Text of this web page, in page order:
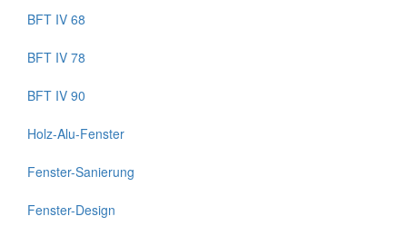
BFT IV 68
BFT IV 78
BFT IV 90
Holz-Alu-Fenster
Fenster-Sanierung
Fenster-Design